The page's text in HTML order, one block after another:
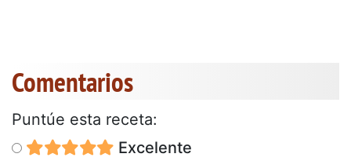
Comentarios
Puntúe esta receta:
Excelente